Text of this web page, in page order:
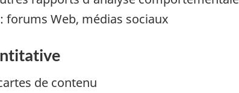
forums Web, médias sociaux
de contenu